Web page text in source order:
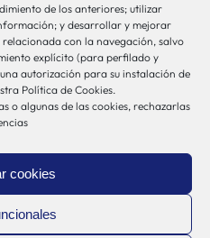
de los anteriores; utilizar
y desarrollar y mejorar
con la navegación, salvo
explícito (para perfilado y
autorización para su instalación de
Política de Cookies.
o algunas de las cookies, rechazarlas
cookies